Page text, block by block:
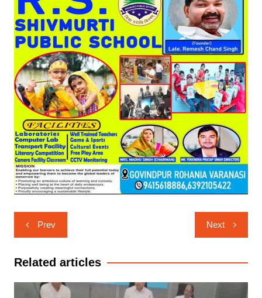
Post
navigation
Prev Next
Related articles